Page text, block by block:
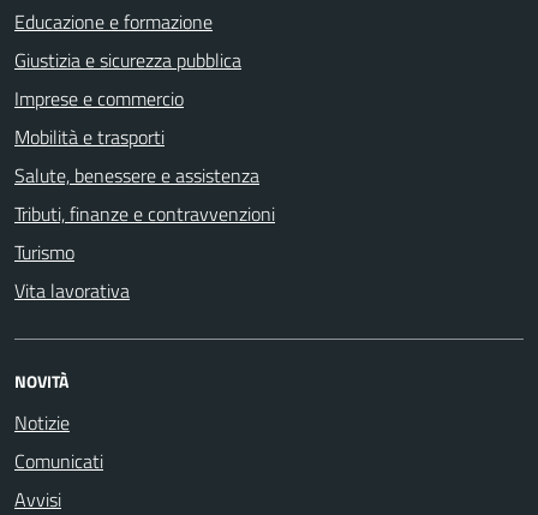
Educazione e formazione
Giustizia e sicurezza pubblica
Imprese e commercio
Mobilità e trasporti
Salute, benessere e assistenza
Tributi, finanze e contravvenzioni
Turismo
Vita lavorativa
NOVITÀ
Notizie
Comunicati
Avvisi